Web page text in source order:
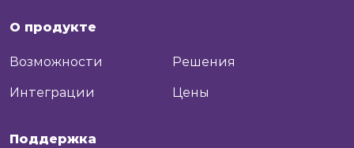
О продукте
Возможности Решения
Интеграции Цены
Поддержка